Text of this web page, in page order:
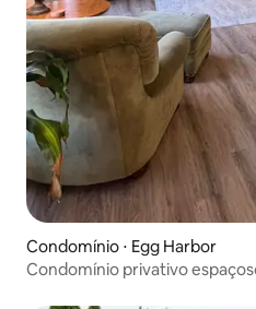
Condomínio ⋅ Egg Harbor
Condomínio privativo